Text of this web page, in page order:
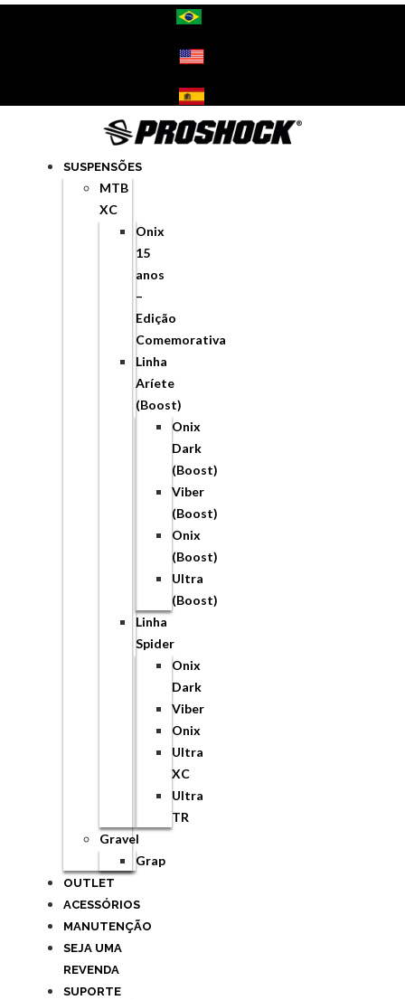
SUSPENSÕES
MTB
XC
Onix
15
anos
–
Edição
Comemorativa
Linha
Aríete
(Boost)
Onix
Dark
(Boost)
Viber
(Boost)
Onix
(Boost)
Ultra
(Boost)
Linha
Spider
Onix
Dark
Viber
Onix
Ultra
XC
Ultra
TR
Gravel
Grap
OUTLET
ACESSÓRIOS
MANUTENÇÃO
SEJA UMA
REVENDA
SUPORTE